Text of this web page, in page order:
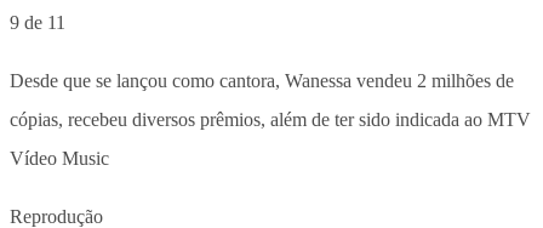
9 de 11
Desde que se lançou como cantora, Wanessa vendeu 2 milhões de
cópias, recebeu diversos prêmios, além de ter sido indicada ao MTV
Vídeo Music
Reprodução